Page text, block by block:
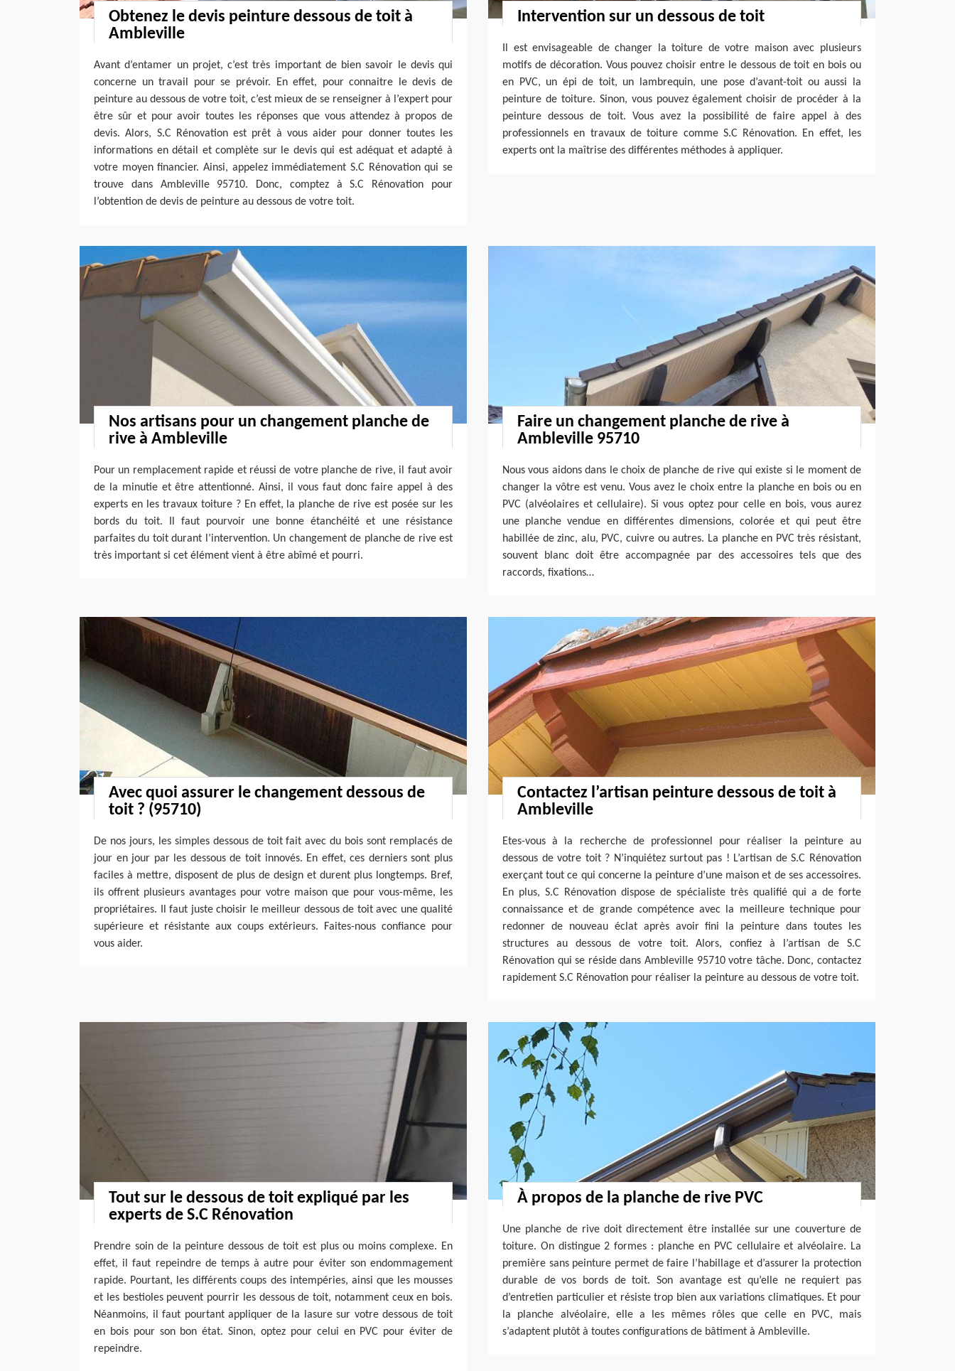
Obtenez le devis peinture dessous de toit à
Ambleville
Avant d’entamer un projet, c’est très important de bien savoir le devis qui
concerne un travail pour se prévoir. En effet, pour connaitre le devis de
peinture au dessous de votre toit, c’est mieux de se renseigner à l’expert pour
être sûr et pour avoir toutes les réponses que vous attendez à propos de
devis. Alors, S.C Rénovation est prêt à vous aider pour donner toutes les
informations en détail et complète sur le devis qui est adéquat et adapté à
votre moyen financier. Ainsi, appelez immédiatement S.C Rénovation qui se
trouve dans Ambleville 95710. Donc, comptez à S.C Rénovation pour
l’obtention de devis de peinture au dessous de votre toit.
Intervention sur un dessous de toit
Il est envisageable de changer la toiture de votre maison avec plusieurs
motifs de décoration. Vous pouvez choisir entre le dessous de toit en bois ou
en PVC, un épi de toit, un lambrequin, une pose d’avant-toit ou aussi la
peinture de toiture. Sinon, vous pouvez également choisir de procéder à la
peinture dessous de toit. Vous avez la possibilité de faire appel à des
professionnels en travaux de toiture comme S.C Rénovation. En effet, les
experts ont la maîtrise des différentes méthodes à appliquer.
Nos artisans pour un changement planche de
rive à Ambleville
Pour un remplacement rapide et réussi de votre planche de rive, il faut avoir
de la minutie et être attentionné. Ainsi, il vous faut donc faire appel à des
experts en les travaux toiture ? En effet, la planche de rive est posée sur les
bords du toit. Il faut pourvoir une bonne étanchéité et une résistance
parfaites du toit durant l’intervention. Un changement de planche de rive est
très important si cet élément vient à être abîmé et pourri.
Faire un changement planche de rive à
Ambleville 95710
Nous vous aidons dans le choix de planche de rive qui existe si le moment de
changer la vôtre est venu. Vous avez le choix entre la planche en bois ou en
PVC (alvéolaires et cellulaire). Si vous optez pour celle en bois, vous aurez
une planche vendue en différentes dimensions, colorée et qui peut être
habillée de zinc, alu, PVC, cuivre ou autres. La planche en PVC très résistant,
souvent blanc doit être accompagnée par des accessoires tels que des
raccords, fixations…
Avec quoi assurer le changement dessous de
toit ? (95710)
De nos jours, les simples dessous de toit fait avec du bois sont remplacés de
jour en jour par les dessous de toit innovés. En effet, ces derniers sont plus
faciles à mettre, disposent de plus de design et durent plus longtemps. Bref,
ils offrent plusieurs avantages pour votre maison que pour vous-même, les
propriétaires. Il faut juste choisir le meilleur dessous de toit avec une qualité
supérieure et résistante aux coups extérieurs. Faites-nous confiance pour
vous aider.
Contactez l’artisan peinture dessous de toit à
Ambleville
Etes-vous à la recherche de professionnel pour réaliser la peinture au
dessous de votre toit ? N’inquiétez surtout pas ! L’artisan de S.C Rénovation
exerçant tout ce qui concerne la peinture d’une maison et de ses accessoires.
En plus, S.C Rénovation dispose de spécialiste très qualifié qui a de forte
connaissance et de grande compétence avec la meilleure technique pour
redonner de nouveau éclat après avoir fini la peinture dans toutes les
structures au dessous de votre toit. Alors, confiez à l’artisan de S.C
Rénovation qui se réside dans Ambleville 95710 votre tâche. Donc, contactez
rapidement S.C Rénovation pour réaliser la peinture au dessous de votre toit.
Tout sur le dessous de toit expliqué par les
experts de S.C Rénovation
Prendre soin de la peinture dessous de toit est plus ou moins complexe. En
effet, il faut repeindre de temps à autre pour éviter son endommagement
rapide. Pourtant, les différents coups des intempéries, ainsi que les mousses
et les bestioles peuvent pourrir les dessous de toit, notamment ceux en bois.
Néanmoins, il faut pourtant appliquer de la lasure sur votre dessous de toit
en bois pour son bon état. Sinon, optez pour celui en PVC pour éviter de
repeindre.
À propos de la planche de rive PVC
Une planche de rive doit directement être installée sur une couverture de
toiture. On distingue 2 formes : planche en PVC cellulaire et alvéolaire. La
première sans peinture permet de faire l’habillage et d’assurer la protection
durable de vos bords de toit. Son avantage est qu’elle ne requiert pas
d’entretien particulier et résiste trop bien aux variations climatiques. Et pour
la planche alvéolaire, elle a les mêmes rôles que celle en PVC, mais
s’adaptent plutôt à toutes configurations de bâtiment à Ambleville.